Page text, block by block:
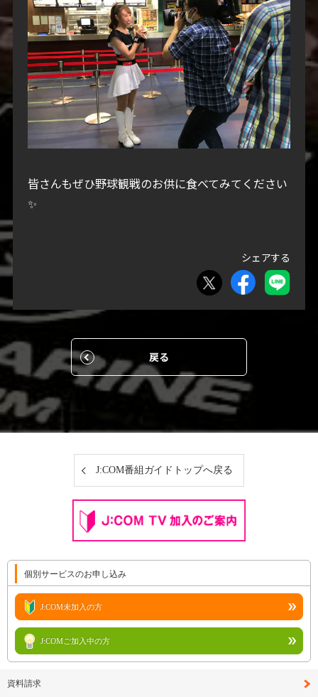
皆さんもぜひ野球観戦のお供に食べてみてください
✨
シェアする
戻る
J:COM番組ガイドトップへ戻る
個別サービスのお申し込み
J:COM未加入の方
J:COMご加入中の方
資料請求